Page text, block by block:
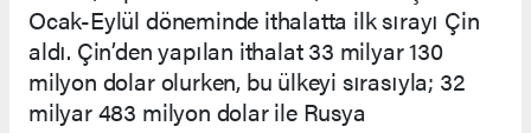
Ocak-Eylül döneminde ithalatta ilk sırayı Çin
aldı. Çin’den yapılan ithalat 33 milyar 130
milyon dolar olurken, bu ülkeyi sırasıyla; 32
milyar 483 milyon dolar ile Rusya